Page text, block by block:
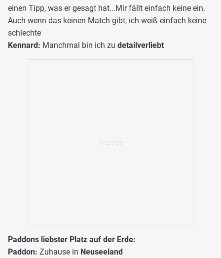
einen Tipp, was er gesagt hat...Mir fällt einfach keine ein.
Auch wenn das keinen Match gibt, ich weiß einfach keine
schlechte
Kennard: Manchmal bin ich zu detailverliebt
Paddons liebster Platz auf der Erde:
Paddon: Zuhause in Neuseeland